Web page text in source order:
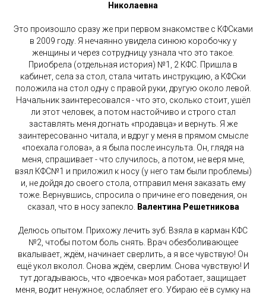
Николаевна
Это произошло сразу же при первом знакомстве с КФСками
в 2009 году. Я нечаянно увидела синюю коробочку у
женщины и через сотрудницу узнала что это такое.
Приобрела (отдельная история) №1, 2 КФС. Пришла в
кабинет, села за стол, стала читать инструкцию, а КФСки
положила на стол одну с правой руки, другую около левой.
Начальник заинтересовался - что это, сколько стоит, ушёл
ли этот человек, а потом настойчиво и строго стал
заставлять меня догнать «продавца» и вернуть. Я же
заинтересованно читала, и вдруг у меня в прямом смысле
«поехала голова», а я была после инсульта. Он, глядя на
меня, спрашивает - что случилось, а потом, не веря мне,
взял КФС№1 и приложил к носу (у него там были проблемы)
и, не дойдя до своего стола, отправил меня заказать ему
тоже. Вернувшись, спросила о причине его поведения, он
сказал, что в носу запекло.
Валентина Решетникова
Делюсь опытом. Прихожу лечить зуб. Взяла в карман КФС
№2, чтобы потом боль снять. Врач обезболивающее
вкалывает, ждём, начинает сверлить, а я все чувствую! Он
ещё укол вколол. Снова ждём, сверлим. Снова чувствую! И
тут догадываюсь, что «двоечка» моя работает, защищает
меня, водит ненужное, ослабляет его. Убираю её в сумку на